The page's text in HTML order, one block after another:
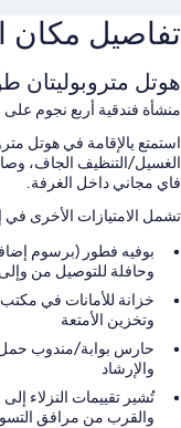
تفاصيل مكان
هوتل متروبوليتان
منشأة فندقية أربع نجوم
استمتع يالإقامة في هوتل
الغسيل/التنظيف الجاف،
فاي مجاني داخل الغرفة.
تشمل الامتيازات الأخرى في
بوفيه فطور (برسوم
وحافلة للتوصيل من وإلى
خزانة للأمانات في
وتخزين الأمتعة
حارس بوابة/مندوب حمل
والإرشاد
تُشير تقييمات النزلاء
والقرب من مرافق